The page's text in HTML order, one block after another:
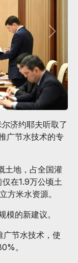
济约耶夫听取了
广节水技术的专
土地，占全国灌
在1.9万公顷土
方米水资源。
模的新建议。
节水技术，使
。